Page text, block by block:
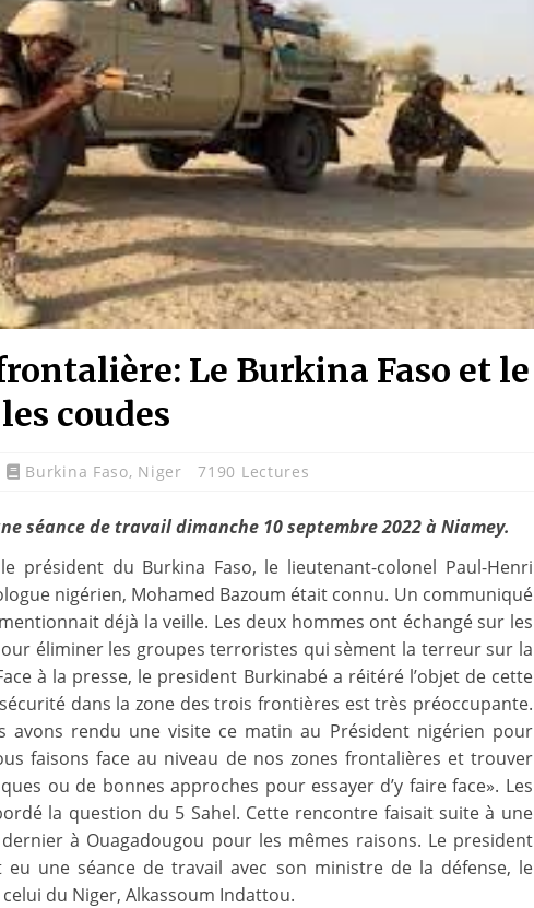
Le Burkina Faso et le
coudes
Burkina Faso, Niger 7190 Lectures
séance de travail dimanche 10 septembre 2022 à Niamey.
président du Burkina Faso, le lieutenant-colonel Paul-Henri
nigérien, Mohamed Bazoum était connu. Un communiqué
déjà la veille. Les deux hommes ont échangé sur les
éliminer les groupes terroristes qui sèment la terreur sur la
à la presse, le president Burkinabé a réitéré l’objet de cette
dans la zone des trois frontières est très préoccupante.
avons rendu une visite ce matin au Président nigérien pour
faisons face au niveau de nos zones frontalières et trouver
ou de bonnes approches pour essayer d’y faire face». Les
la question du 5 Sahel. Cette rencontre faisait suite à une
à Ouagadougou pour les mêmes raisons. Le president
eu une séance de travail avec son ministre de la défense, le
du Niger, Alkassoum Indattou.